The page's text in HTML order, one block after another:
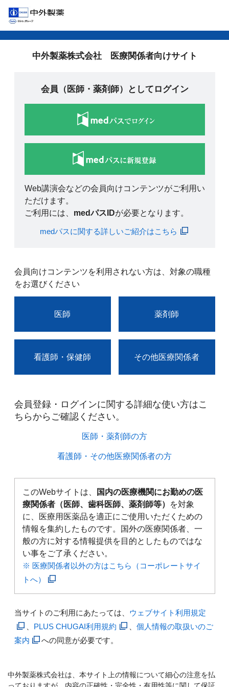
中外製薬株式会社 医療関係者向けサイト
会員（医師・薬剤師）としてログイン
Web講演会などの会員向けコンテンツがご利用い
ただけます。
ご利用には、 medパスIDが必要となります。
medパスに関する詳しいご紹介はこちら
会員向けコンテンツを利用されない方は、対象の職種
をお選びください
医師 薬剤師
看護師・保健師 その他医療関係者
会員登録・ログインに関する詳細な使い方はこ
ちらからご確認ください。​
医師・薬剤師の方​
看護師・その他医療関係者の方​
このWebサイトは、
国内の医療機関にお勤めの医
療関係者（医師、歯科医師、薬剤師等）
を対象
に、医療用医薬品を適正にご使用いただくための
情報を集約したものです。国外の医療関係者、一
般の方に対する情報提供を目的としたものではな
い事をご了承ください。
※ 医療関係者以外の方はこちら（コーポレートサイ
トへ）
当サイトのご利用にあたっては、 ウェブサイト利用規定
PLUS CHUGAI利用規約
個人情報の取扱いのご
案内
への同意が必要です。
中外製薬株式会社は、本サイト上の情報について細心の注意を払
っておりますが、内容の正確性・完全性・有用性等に関して保証